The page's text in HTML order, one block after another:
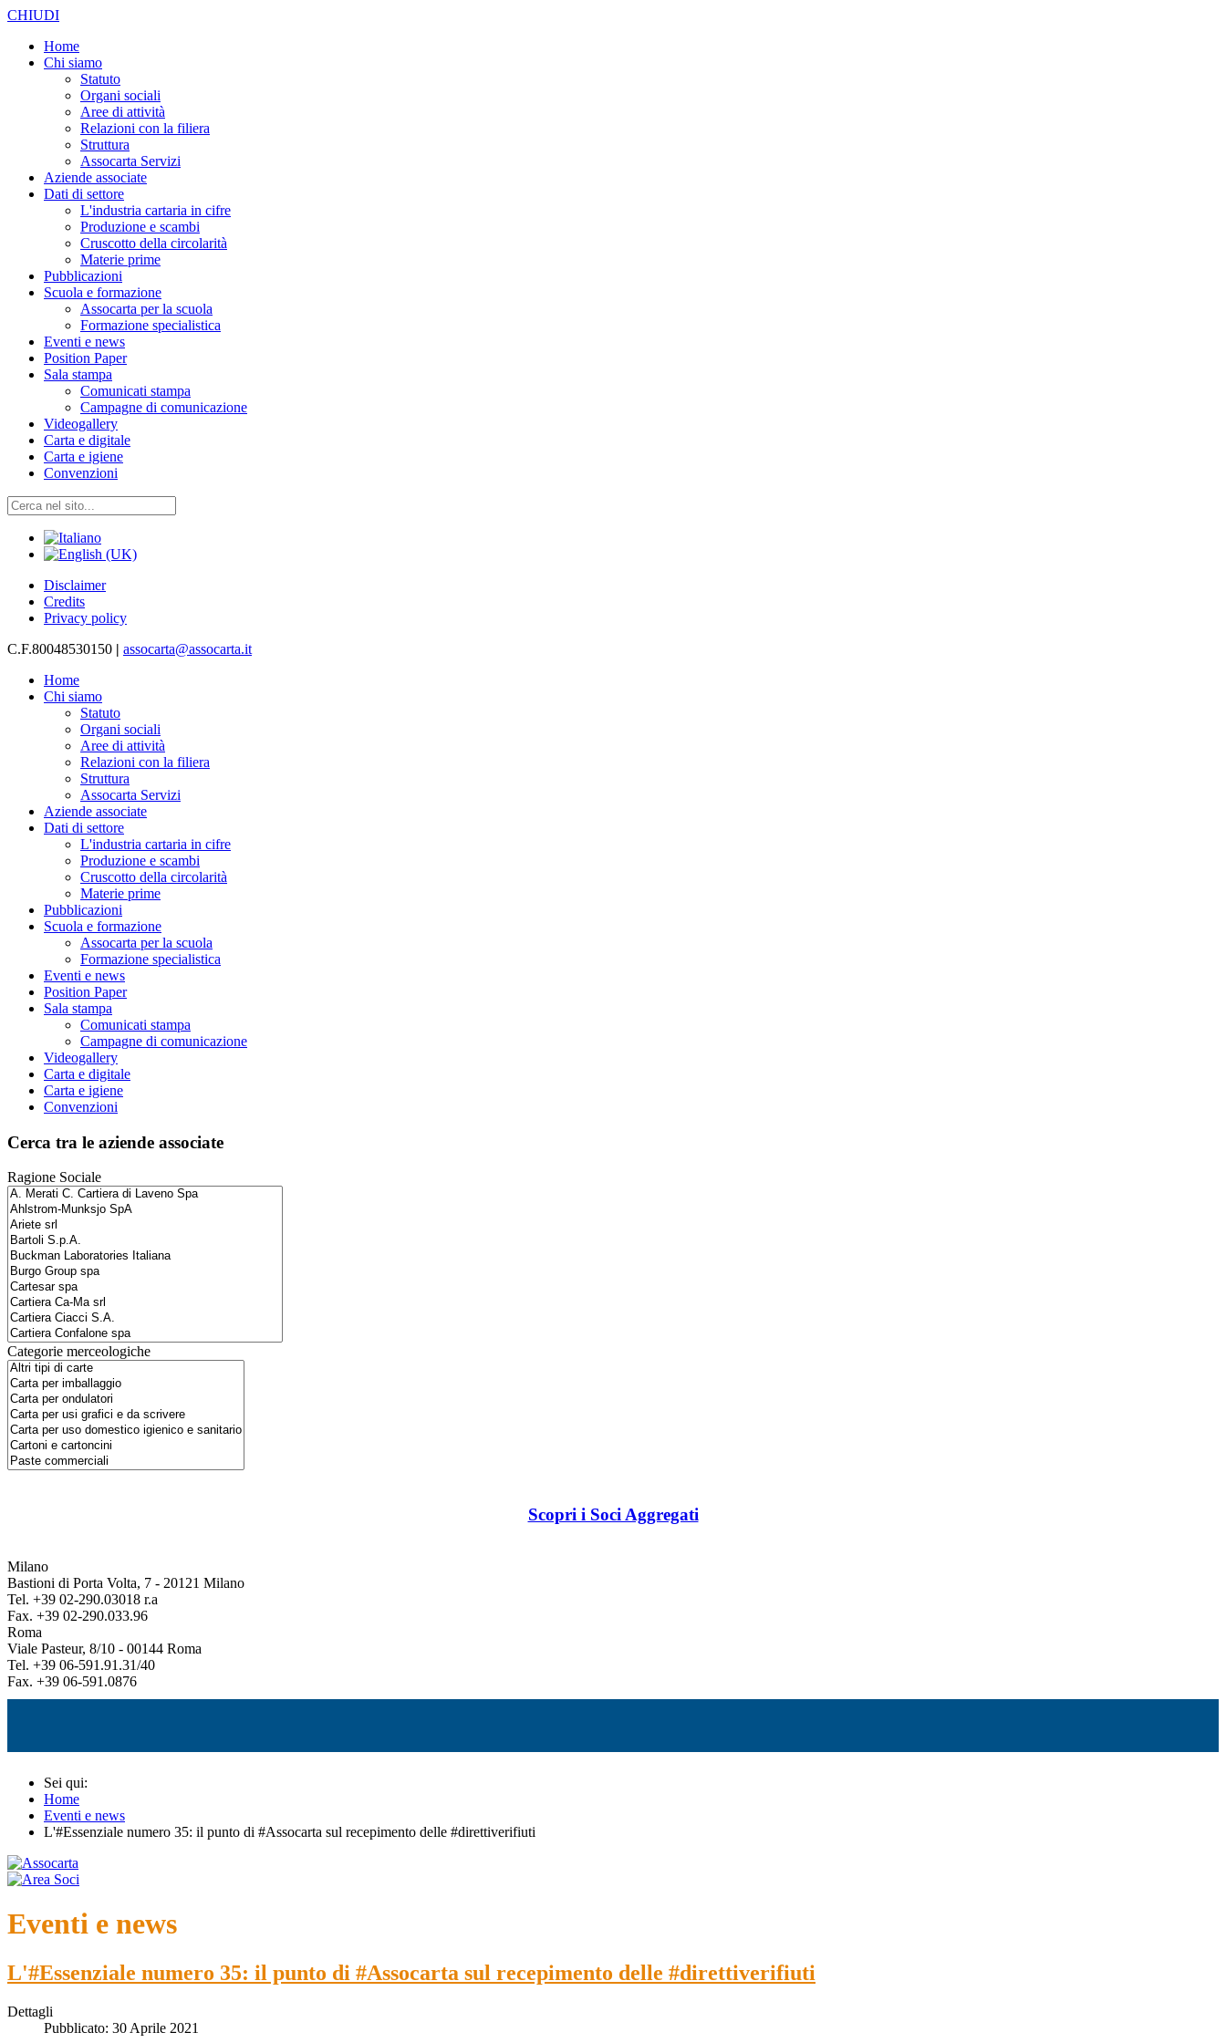
CHIUDI
Home
Chi siamo
Statuto
Organi sociali
Aree di attività
Relazioni con la filiera
Struttura
Assocarta Servizi
Aziende associate
Dati di settore
L'industria cartaria in cifre
Produzione e scambi
Cruscotto della circolarità
Materie prime
Pubblicazioni
Scuola e formazione
Assocarta per la scuola
Formazione specialistica
Eventi e news
Position Paper
Sala stampa
Comunicati stampa
Campagne di comunicazione
Videogallery
Carta e digitale
Carta e igiene
Convenzioni
Disclaimer
Credits
Privacy policy
C.F.80048530150 | assocarta@assocarta.it
Home
Chi siamo
Statuto
Organi sociali
Aree di attività
Relazioni con la filiera
Struttura
Assocarta Servizi
Aziende associate
Dati di settore
L'industria cartaria in cifre
Produzione e scambi
Cruscotto della circolarità
Materie prime
Pubblicazioni
Scuola e formazione
Assocarta per la scuola
Formazione specialistica
Eventi e news
Position Paper
Sala stampa
Comunicati stampa
Campagne di comunicazione
Videogallery
Carta e digitale
Carta e igiene
Convenzioni
Cerca tra le aziende associate
Ragione Sociale
Categorie merceologiche
Scopri i Soci Aggregati
Milano
Bastioni di Porta Volta, 7 - 20121 Milano
Tel. +39 02-290.03018 r.a
Fax. +39 02-290.033.96
Roma
Viale Pasteur, 8/10 - 00144 Roma
Tel. +39 06-591.91.31/40
Fax. +39 06-591.0876
Sei qui:
Home
Eventi e news
L'#Essenziale numero 35: il punto di #Assocarta sul recepimento delle #direttiverifiuti
Eventi e news
L'#Essenziale numero 35: il punto di #Assocarta sul recepimento delle #direttiverifiuti
Dettagli
Pubblicato: 30 Aprile 2021